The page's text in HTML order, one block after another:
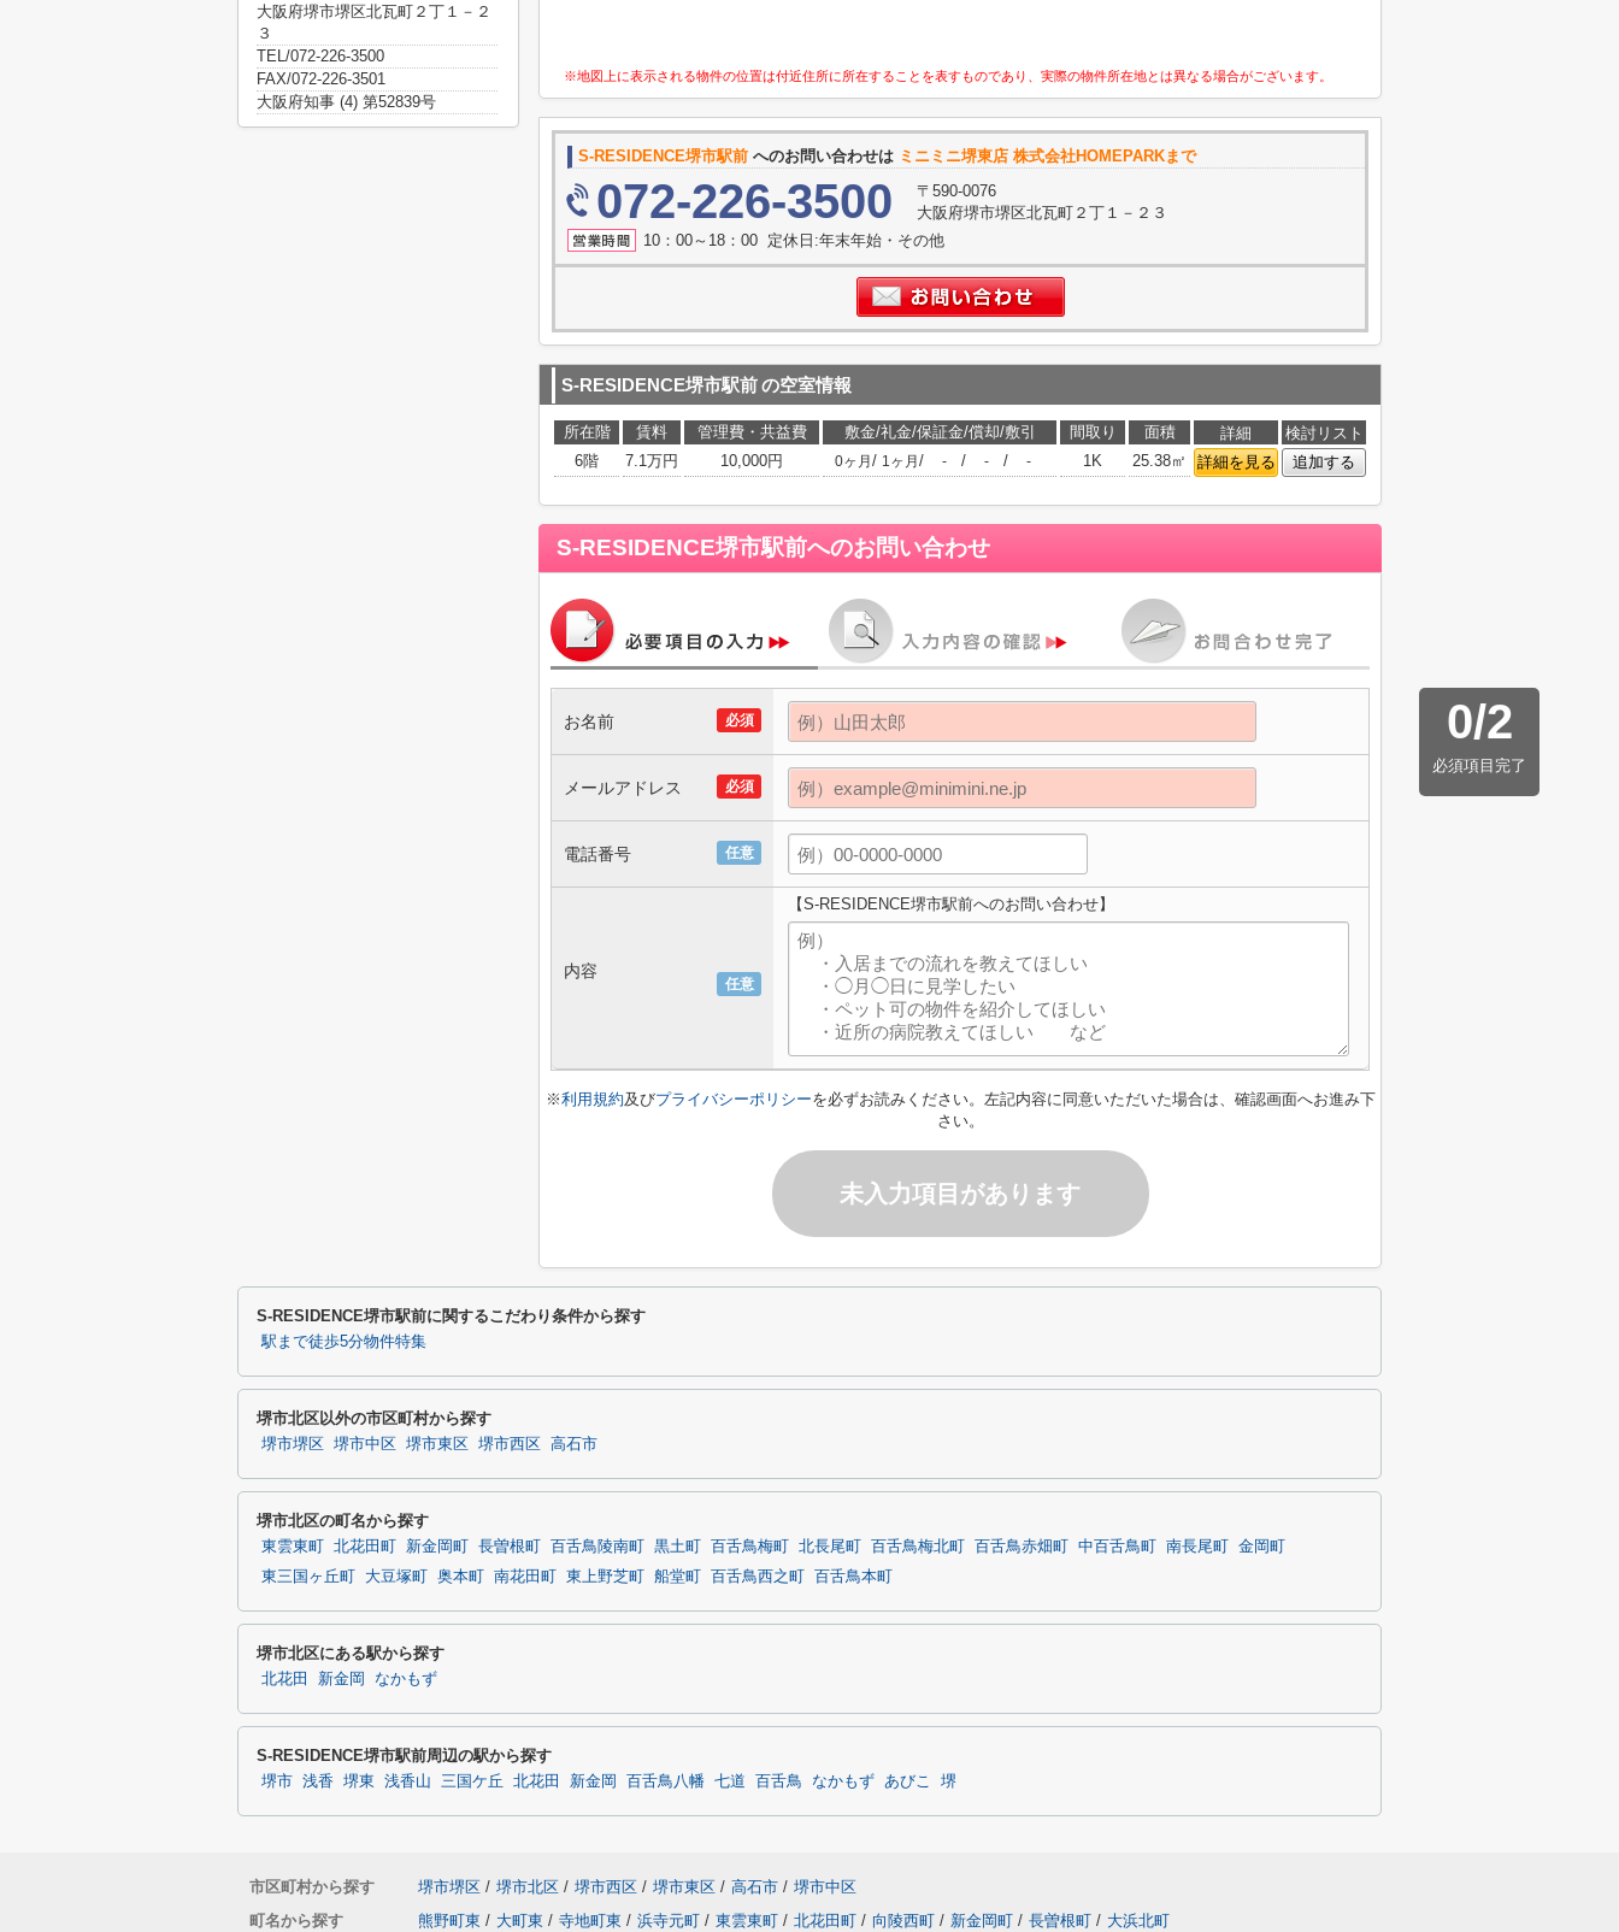
※地図上に表示される物件の位置は付近住所に所在することを表すものであり、実際の物件所在地とは異なる場合がございます。
S-RESIDENCE堺市駅前 へのお問い合わせは ミニミニ堺東店 株式会社HOMEPARKまで
072-226-3500
〒590-0076
大阪府堺市堺区北瓦町２丁１－２３
10：00～18：00 定休日:年末年始・その他
S-RESIDENCE堺市駅前の空室情報
所在階 賃料 管理費・共益費 敷金/礼金/保証金/償却/敷引 間取り 面積 詳細
検討リスト
6階
7.1万円 10,000円 0ヶ月 / 1ヶ月 / - / - / - 1K 25.38㎡ 詳細を見る 追加する
S-RESIDENCE堺市駅前へのお問い合わせ
0/2
必須項目完了
必須
お名前
必須
メールアドレス
任意
電話番号
任意
内容
【S-RESIDENCE堺市駅前へのお問い合わせ】
※利用規約及びプライバシーポリシーを必ずお読みください。左記内容に同意いただいた場合は、確認画面へお進み下
さい。
未入力項目があります
大阪府堺市堺区北瓦町２丁１－２
３
TEL/072-226-3500
FAX/072-226-3501
大阪府知事 (4) 第52839号
S-RESIDENCE堺市駅前に関するこだわり条件から探す
駅まで徒歩5分物件特集
堺市北区以外の市区町村から探す
堺市堺区 堺市中区 堺市東区 堺市西区 高石市
堺市北区の町名から探す
東雲東町 北花田町 新金岡町 長曽根町 百舌鳥陵南町 黒土町 百舌鳥梅町 北長尾町 百舌鳥梅北町 百舌鳥赤畑町 中百舌鳥町 南長尾町
金岡町
東三国ヶ丘町
大豆塚町 奥本町 南花田町 東上野芝町 船堂町 百舌鳥西之町 百舌鳥本町
堺市北区にある駅から探す
北花田 新金岡 なかもず
S-RESIDENCE堺市駅前周辺の駅から探す
堺市 浅香 堺東 浅香山 三国ケ丘 北花田 新金岡 百舌鳥八幡 七道 百舌鳥 なかもず あびこ 堺
市区町村から探す 堺市堺区 / 堺市北区 / 堺市西区 / 堺市東区 / 高石市 / 堺市中区
町名から探す
熊野町東 / 大町東 / 寺地町東 / 浜寺元町 / 東雲東町 / 北花田町 / 向陵西町 / 新金岡町 / 長曽根町 / 大浜北町